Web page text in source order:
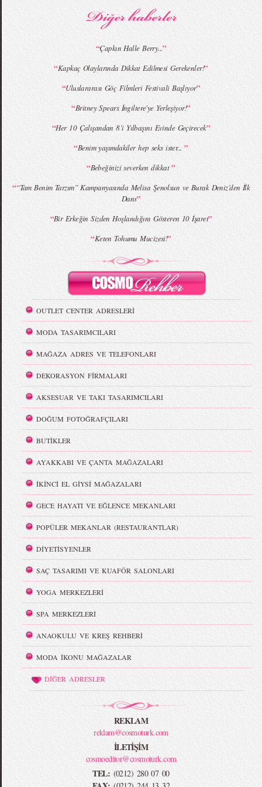
MBFWI - Giray Sepin 2015 Yaz Koleksiyonu MBFWI - Burçe Bekrek 2015 Yaz Koleksiyonu
“Çapkın Halle Berry...”
“Kapkaç Olaylarında Dikkat Edilmesi Gerekenler!”
“Uluslararası Göç Filmleri Festivali Başlıyor”
“Britney Spears İngiltere'ye Yerleşiyor!”
“Her 10 Çalışandan 8’i Yılbaşını Evinde Geçirecek”
“Benim yaşımdakiler hep seks ister...”
“Bebeğinizi severken dikkat”
““Tam Benim Tarzım” Kampanyasında Melisa Şenolsun ve Burak Deniz’den İlk
Dans”
“Bir Erkeğin Sizden Hoşlandığını Gösteren 10 İşaret”
“Keten Tohumu Mucizesi!”
OUTLET CENTER ADRESLERİ
MODA TASARIMCILARI
MAĞAZA ADRES VE TELEFONLARI
DEKORASYON FİRMALARI
AKSESUAR VE TAKI TASARIMCILARI
DOĞUM FOTOĞRAFÇILARI
BUTİKLER
AYAKKABI VE ÇANTA MAĞAZALARI
İKİNCİ EL GİYSİ MAĞAZALARI
GECE HAYATI VE EĞLENCE MEKANLARI
POPÜLER MEKANLAR (RESTAURANTLAR)
DİYETİSYENLER
SAÇ TASARIMI VE KUAFÖR SALONLARI
YOGA MERKEZLERİ
SPA MERKEZLERİ
ANAOKULU VE KREŞ REHBERİ
MODA İKONU MAĞAZALAR
DİĞER ADRESLER
REKLAM
reklam@cosmoturk.com
İLETİŞİM
cosmoeditor@cosmoturk.com
TEL: (0212) 280 07 00